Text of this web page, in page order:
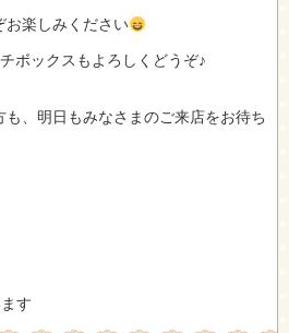
お楽しみください
ボックスもよろしくどうぞ♪
、明日もみなさまのご来店をお待ち
す